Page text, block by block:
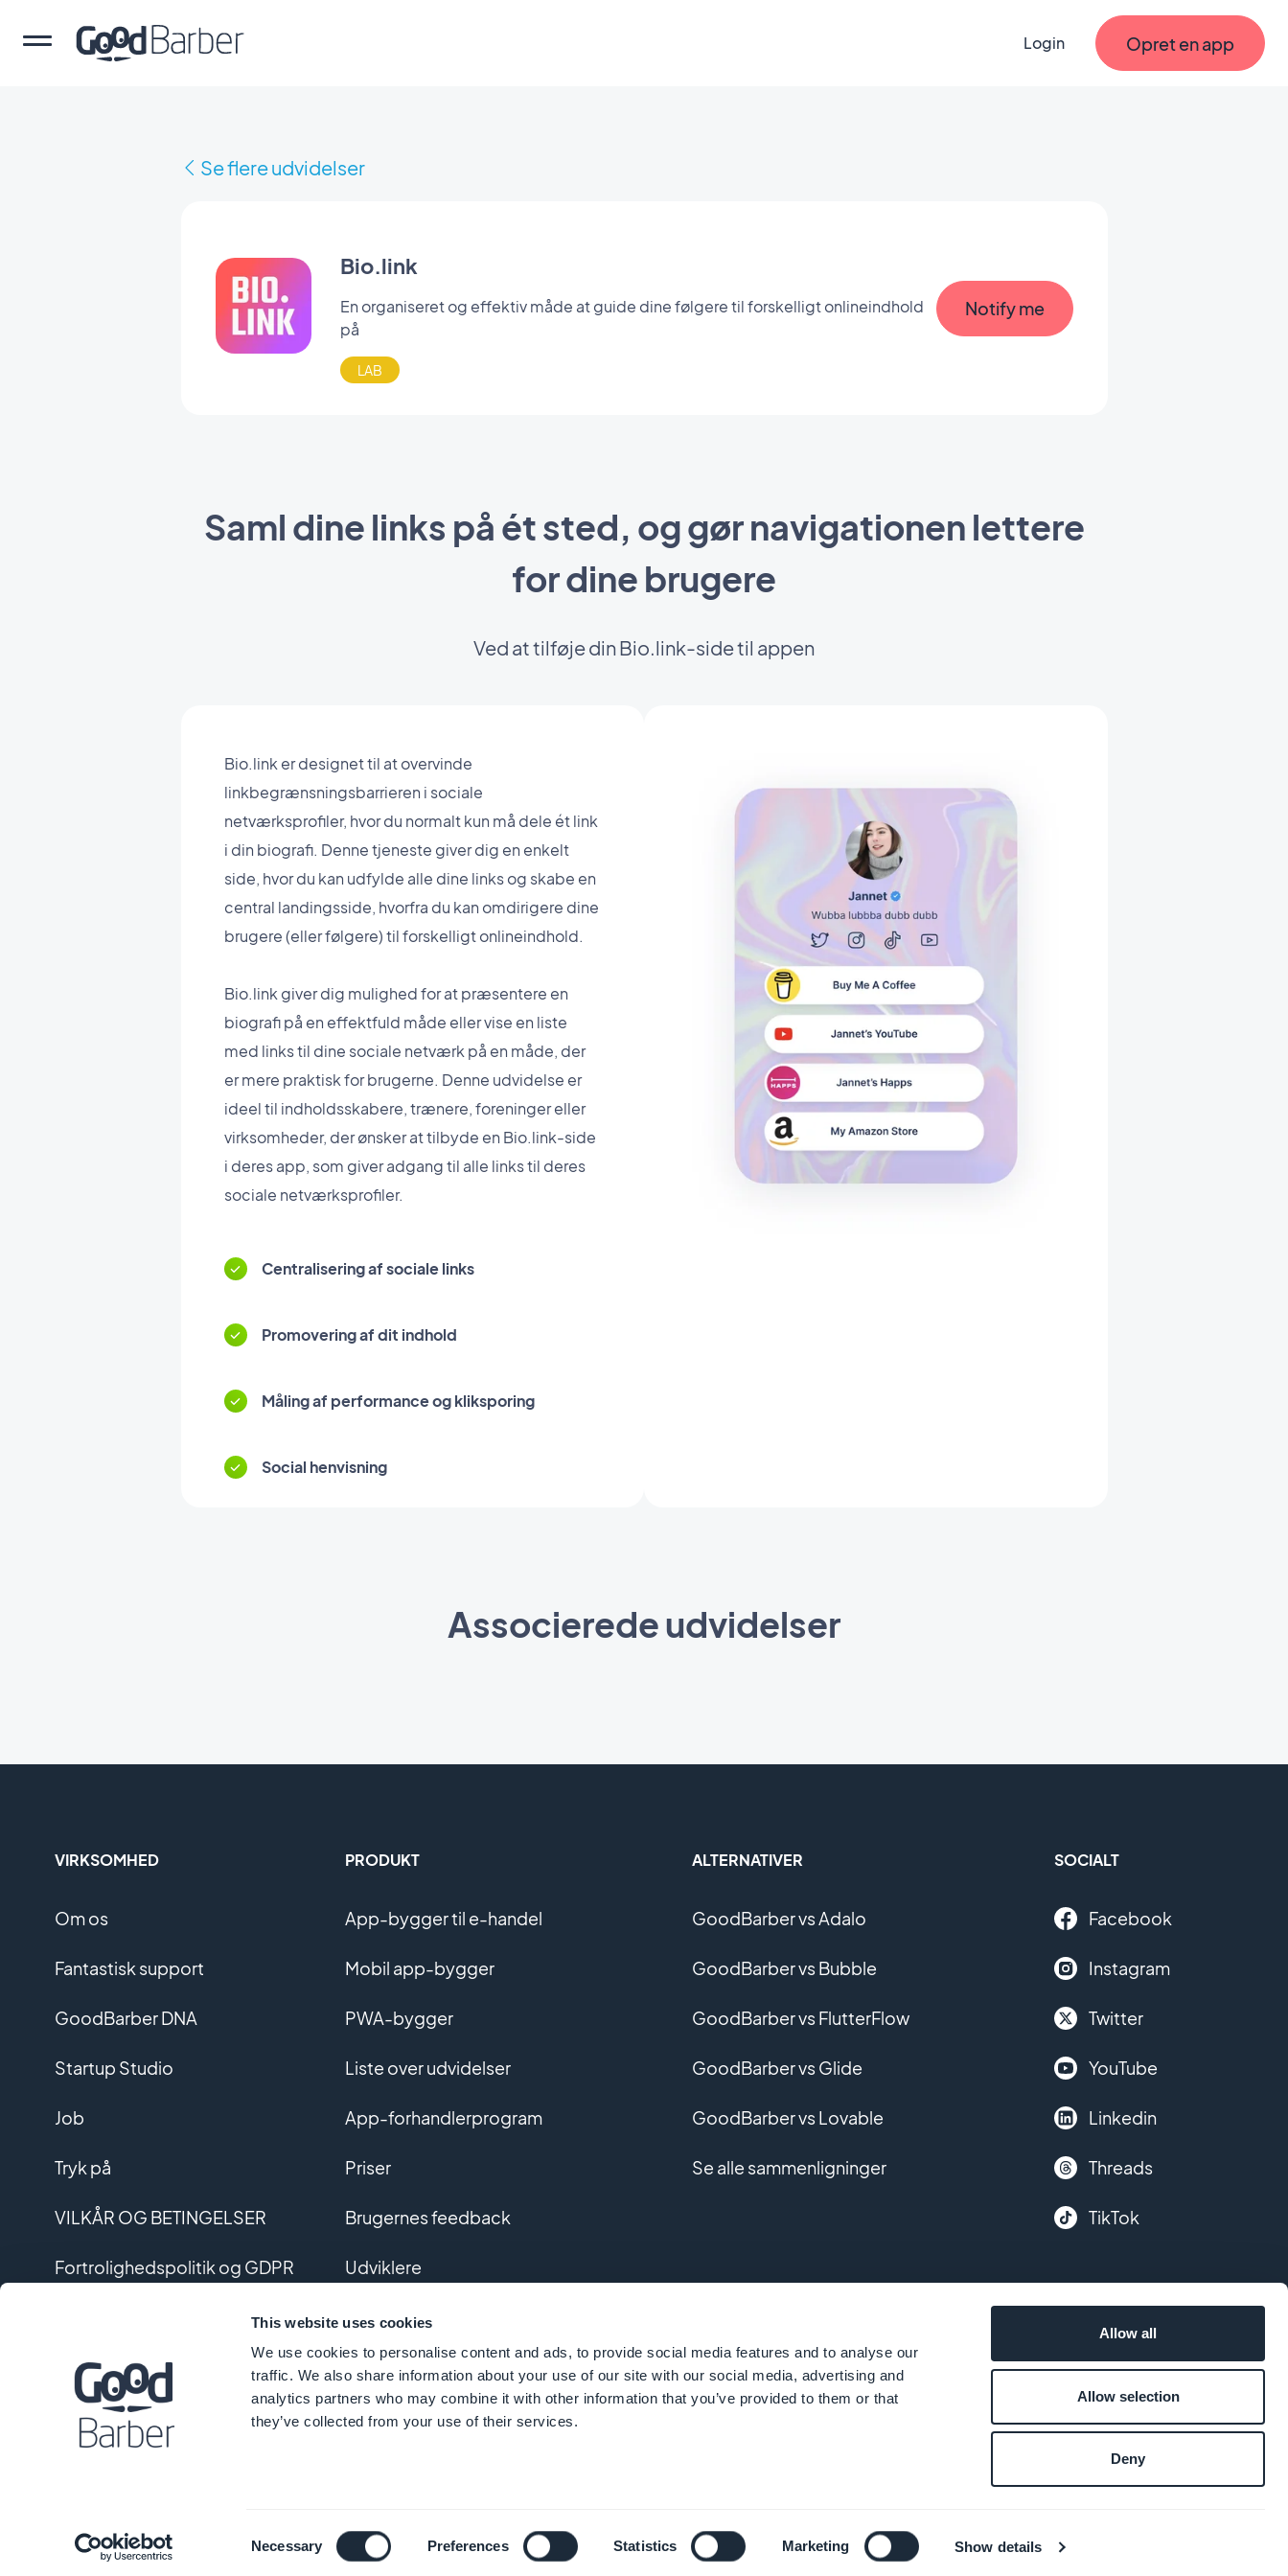
This website uses cookies
We use cookies to personalise content and ads, to provide social media features and to analyse our
traffic. We also share information about your use of our site with our social media, advertising and
analytics partners who may combine it with other information that you’ve provided to them or that
they’ve collected from your use of their services.
Necessary Preferences Statistics Marketing Show details
Allow all
Allow selection
Deny
Login Opret en app
Se flere udvidelser
Bio.link
En organiseret og effektiv måde at guide dine følgere til forskelligt onlineindhold
på
LAB
Notify me
Saml dine links på ét sted, og gør navigationen lettere
for dine brugere
Ved at tilføje din Bio.link-side til appen
Bio.link er designet til at overvinde
linkbegrænsningsbarrieren i sociale
netværksprofiler, hvor du normalt kun må dele ét link
i din biografi. Denne tjeneste giver dig en enkelt
side, hvor du kan udfylde alle dine links og skabe en
central landingsside, hvorfra du kan omdirigere dine
brugere (eller følgere) til forskelligt onlineindhold.
Bio.link giver dig mulighed for at præsentere en
biografi på en effektfuld måde eller vise en liste
med links til dine sociale netværk på en måde, der
er mere praktisk for brugerne. Denne udvidelse er
ideel til indholdsskabere, trænere, foreninger eller
virksomheder, der ønsker at tilbyde en Bio.link-side
i deres app, som giver adgang til alle links til deres
sociale netværksprofiler.
Centralisering af sociale links
Promovering af dit indhold
Måling af performance og kliksporing
Social henvisning
Associerede udvidelser
VIRKSOMHED
Om os
Fantastisk support
GoodBarber DNA
Startup Studio
Job
Tryk på
VILKÅR OG BETINGELSER
Fortrolighedspolitik og GDPR
PRODUKT
App-bygger til e-handel
Mobil app-bygger
PWA-bygger
Liste over udvidelser
App-forhandlerprogram
Priser
Brugernes feedback
Udviklere
Udvikling af brugerdefinerede apps
Ordliste
ALTERNATIVER
GoodBarber vs Adalo
GoodBarber vs Bubble
GoodBarber vs FlutterFlow
GoodBarber vs Glide
GoodBarber vs Lovable
Se alle sammenligninger
SOCIALT
Facebook
Instagram
Twitter
YouTube
Linkedin
Threads
TikTok